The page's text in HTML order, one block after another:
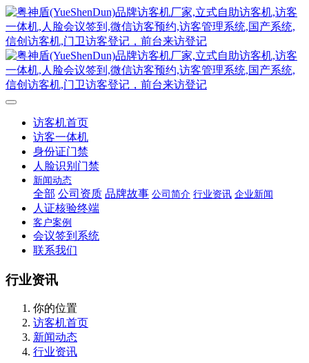
访客机首页
访客一体机
身份证门禁
人脸识别门禁
新闻动态
全部 公司资质 品牌故事 公司简介 行业资讯 企业新闻
人证核验终端
客户案例
会议签到系统
联系我们
行业资讯
你的位置
访客机首页
新闻动态
行业资讯